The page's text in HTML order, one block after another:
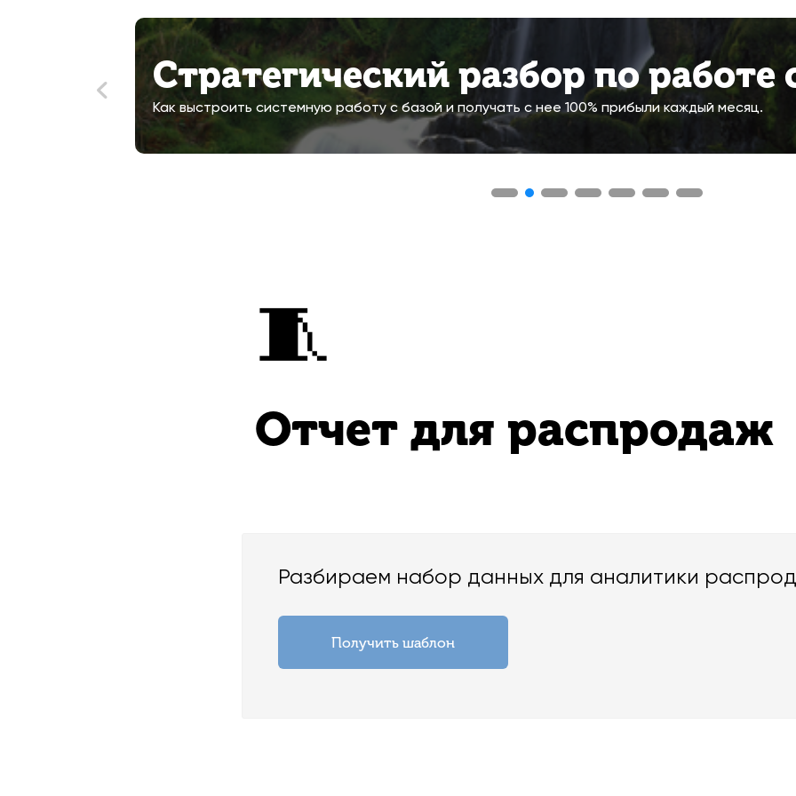
Стратегический разбор по работе
Как выстроить системную работу с базой и получать с нее 100% прибыли каждый месяц.
🧵
Отчет для распродаж
Разбираем набор данных для аналитики
Получить шаблон